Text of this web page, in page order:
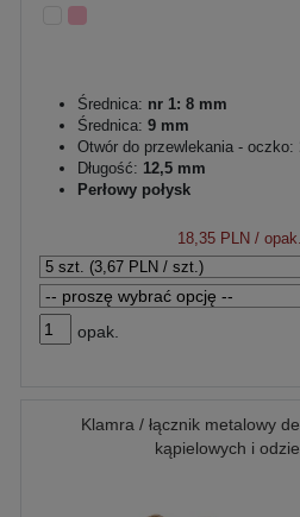
Średnica: nr 1: 8 mm
Średnica: 9 mm
Otwór do przewlekania - oczko:
Długość: 12,5 mm
Perłowy połysk
18,35 PLN /
opak.
Klamra / łącznik metalowy
kąpielowych i